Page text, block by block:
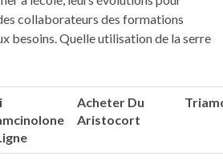
collaborateurs des formations
besoins. Quelle utilisation de la serre
Acheter Du
Aristocort